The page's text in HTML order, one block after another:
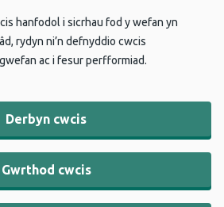
hanfodol i sicrhau fod y wefan yn
rydyn ni’n defnyddio cwcis
ac i fesur perfformiad.
Derbyn cwcis
Gwrthod cwcis